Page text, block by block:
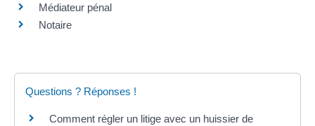
Médiateur pénal
Notaire
Questions ? Réponses !
Comment régler un litige avec un huissier de